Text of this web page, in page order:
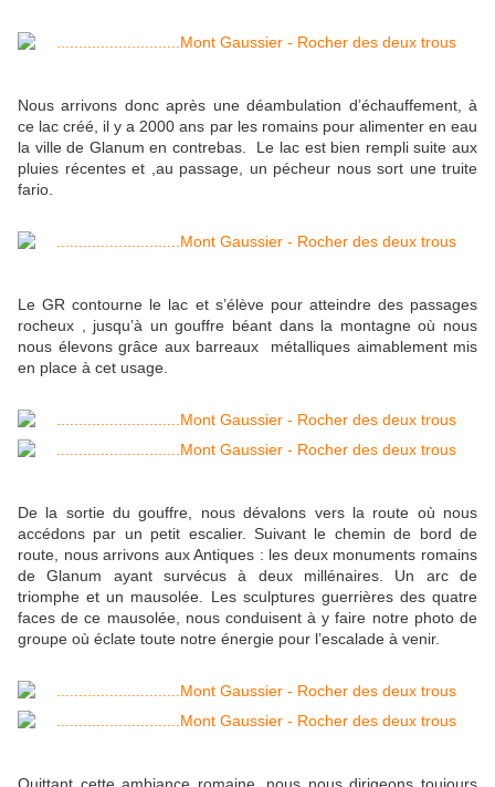
Nous arrivons donc après une déambulation d’échauffement, à
ce lac créé, il y a 2000 ans par les romains pour alimenter en eau
la ville de Glanum en contrebas. Le lac est bien rempli suite aux
pluies récentes et ,au passage, un pécheur nous sort une truite
fario.
Le GR contourne le lac et s’élève pour atteindre des passages
rocheux , jusqu’à un gouffre béant dans la montagne où nous
nous élevons grâce aux barreaux métalliques aimablement mis
en place à cet usage.
De la sortie du gouffre, nous dévalons vers la route où nous
accédons par un petit escalier. Suivant le chemin de bord de
route, nous arrivons aux Antiques : les deux monuments romains
de Glanum ayant survécus à deux millénaires. Un arc de
triomphe et un mausolée. Les sculptures guerrières des quatre
faces de ce mausolée, nous conduisent à y faire notre photo de
groupe où éclate toute notre énergie pour l’escalade à venir.